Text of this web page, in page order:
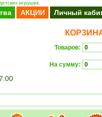
игрушек.
АКЦИИ Личный
Товаров:
На сумму: